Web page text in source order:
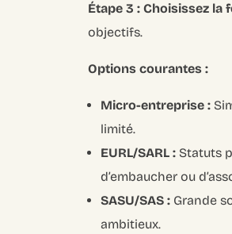
Étape 3 : Choisissez
objectifs.
Options courantes :
Micro-entreprise :
limité.
EURL/SARL : Statuts
d’embaucher ou
SASU/SAS : Grande
ambitieux.